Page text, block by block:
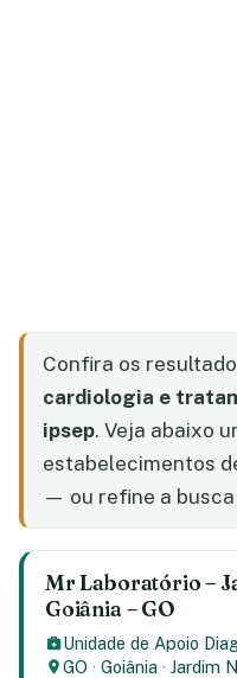
Confira os
cardiologia e
ipsep. Veja abaixo
estabelecimentos
— ou refine a
Mr Laboratório –
Goiânia – GO
Unidade de Apoio
GO ·Goiânia ·Jardim